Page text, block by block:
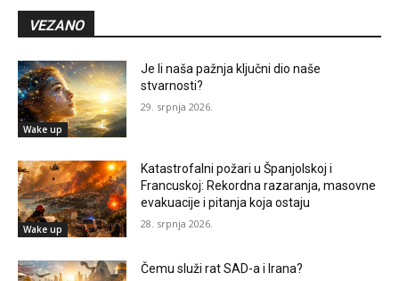
VEZANO
Wake up
Je li naša pažnja ključni dio naše
stvarnosti?
29. srpnja 2026.
Wake up
Katastrofalni požari u Španjolskoj i
Francuskoj: Rekordna razaranja, masovne
evakuacije i pitanja koja ostaju
28. srpnja 2026.
Čemu služi rat SAD-a i Irana?